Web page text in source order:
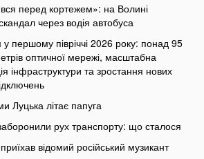
перед кортежем»: на Волині
через водія автобуса
першому півріччі 2026 року: понад 95
оптичної мережі, масштабна
інфраструктури та зростання нових
Луцька літає папуга
рух транспорту: що сталося
відомий російський музикант